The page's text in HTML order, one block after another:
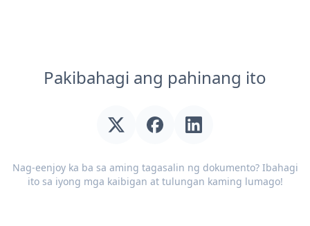
Pakibahagi ang pahinang ito
Nag-eenjoy ka ba sa aming tagasalin ng dokumento? Ibahagi
ito sa iyong mga kaibigan at tulungan kaming lumago!